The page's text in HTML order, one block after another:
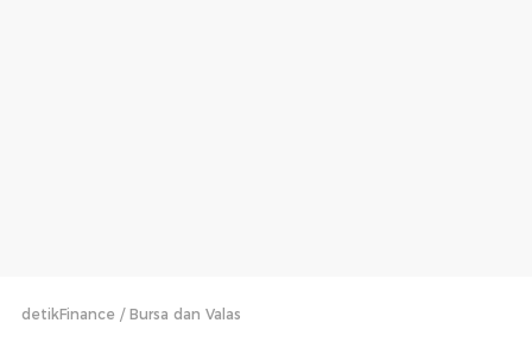
detikFinance Bursa dan Valas